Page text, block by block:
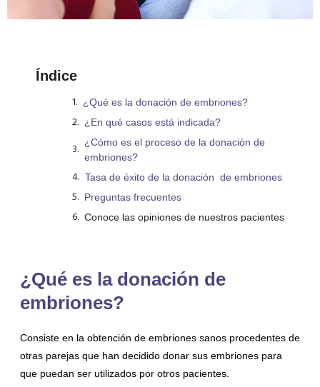
Índice
¿Qué es la donación de embriones?
¿En qué casos está indicada?
¿Cómo es el proceso de la donación de
embriones?
Tasa de éxito de la donación de embriones
Preguntas frecuentes
Conoce las opiniones de nuestros pacientes
¿Qué es la donación de
embriones?
Consiste en la obtención de embriones sanos procedentes de
otras parejas que han decidido donar sus embriones para
que puedan ser utilizados por otros pacientes.